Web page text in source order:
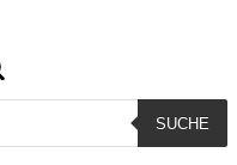
SUCHE